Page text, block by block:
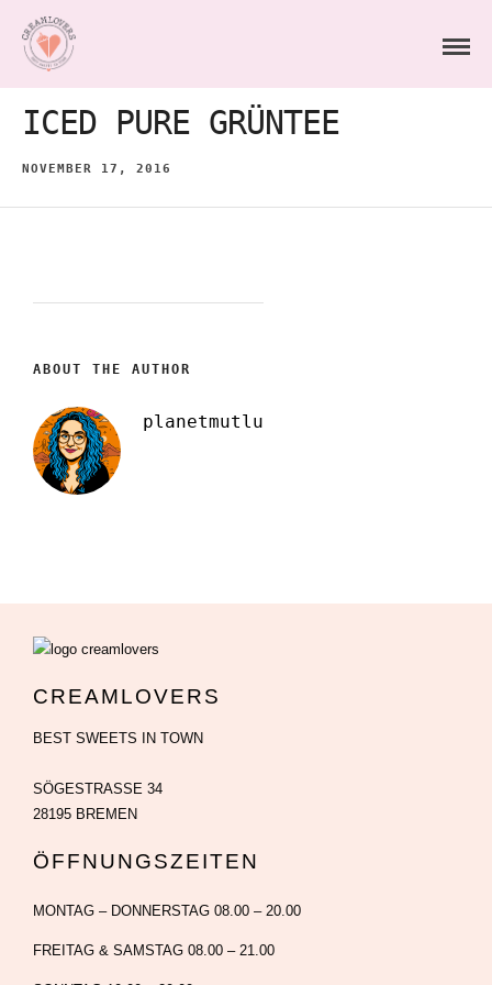
ICED PURE GRÜNTEE
NOVEMBER 17, 2016
ABOUT THE AUTHOR
planetmutlu
CREAMLOVERS
BEST SWEETS IN TOWN
SÖGESTRASSE 34
28195 BREMEN
ÖFFNUNGSZEITEN
MONTAG – DONNERSTAG 08.00 – 20.00
FREITAG & SAMSTAG 08.00 – 21.00